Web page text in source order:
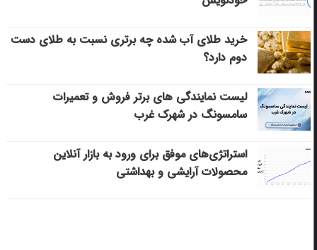
خرید طلای آب شده چه برتری نسبت به طلای دست
دوم دارد؟
لیست نمایندگی های برتر فروش و تعمیرات
سامسونگ در شهرک غرب
استراتژی‌های موفق برای ورود به بازار آنلاین
محصولات آرایشی و بهداشتی